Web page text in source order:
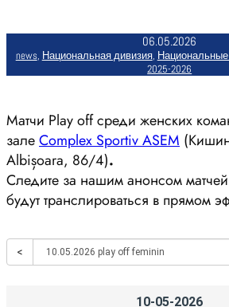
06.05.2026
news, Национальная дивизия,
2025-2026
Матчи Play off среди женских
залеComplex Sportiv ASEM
Albișoara, 86/4).
Следите за нашим анонсом
будут транслироваться в прямом
<
10-05-2026